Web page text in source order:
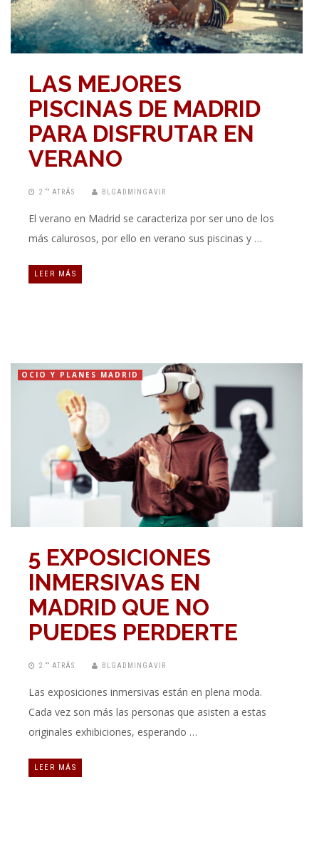
LAS MEJORES
PISCINAS DE MADRID
PARA DISFRUTAR EN
VERANO
2 “” ATRÁS BLGADMINGAVIR
El verano en Madrid se caracteriza por ser uno de los
más calurosos, por ello en verano sus piscinas y …
LEER MÁS
OCIO Y PLANES MADRID
5 EXPOSICIONES
INMERSIVAS EN
MADRID QUE NO
PUEDES PERDERTE
2 “” ATRÁS BLGADMINGAVIR
Las exposiciones inmersivas están en plena moda.
Cada vez son más las personas que asisten a estas
originales exhibiciones, esperando …
LEER MÁS